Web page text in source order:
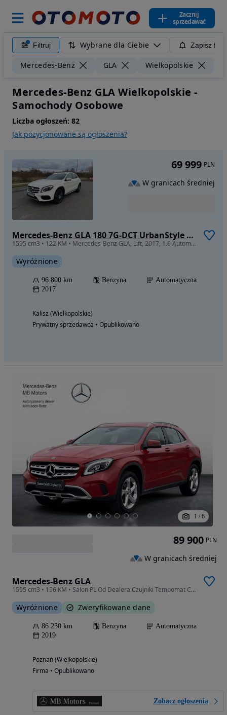
Zacznij
sprzedawać
Filtruj Wybrane dla Ciebie Zapisz
Mercedes-Benz GLA Wielkopolskie
Mercedes-Benz GLA Wielkopolskie -
Samochody Osobowe
Liczba ogłoszeń: 82
Jak pozycjonowane są ogłoszenia?
Mercedes-Benz GLA 180 7G-DCT UrbanStyle Edition
1595 cm3 • 122 KM • Mercedes-Benz GLA, Lift, 2017, 1.6 Automat, Niski przebieg, Serwis ASO
Wyróżnione
96 800 km Benzyna
Automatyczna
2017
Kalisz (Wielkopolskie)
Prywatny sprzedawca • Opublikowano
69 999 PLN
W granicach średniej
1 / 6
Mercedes-Benz GLA
1595 cm3 • 156 KM • Salon PL Od Dealera Czujniki Tempomat CarPlay Android FV Vat23%
Wyróżnione Zweryfikowane dane
86 230 km Benzyna
Automatyczna
2019
Poznań (Wielkopolskie)
Firma • Opublikowano
Zobacz ogłoszenia
89 900 PLN
W granicach średniej